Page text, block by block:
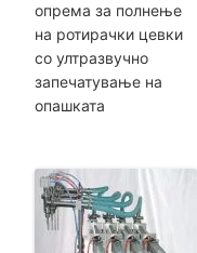
опрема за полнење
на ротирачки цевки
со ултразвучно
запечатување на
опашката